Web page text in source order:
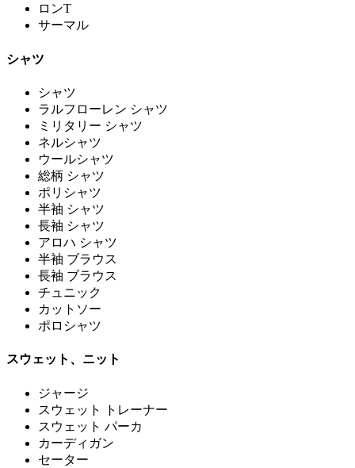
ロンT
サーマル
シャツ
シャツ
ラルフローレン シャツ
ミリタリー シャツ
ネルシャツ
ウールシャツ
総柄 シャツ
ポリシャツ
半袖 シャツ
長袖 シャツ
アロハ シャツ
半袖 ブラウス
長袖 ブラウス
チュニック
カットソー
ポロシャツ
スウェット、ニット
ジャージ
スウェット トレーナー
スウェット パーカ
カーディガン
セーター